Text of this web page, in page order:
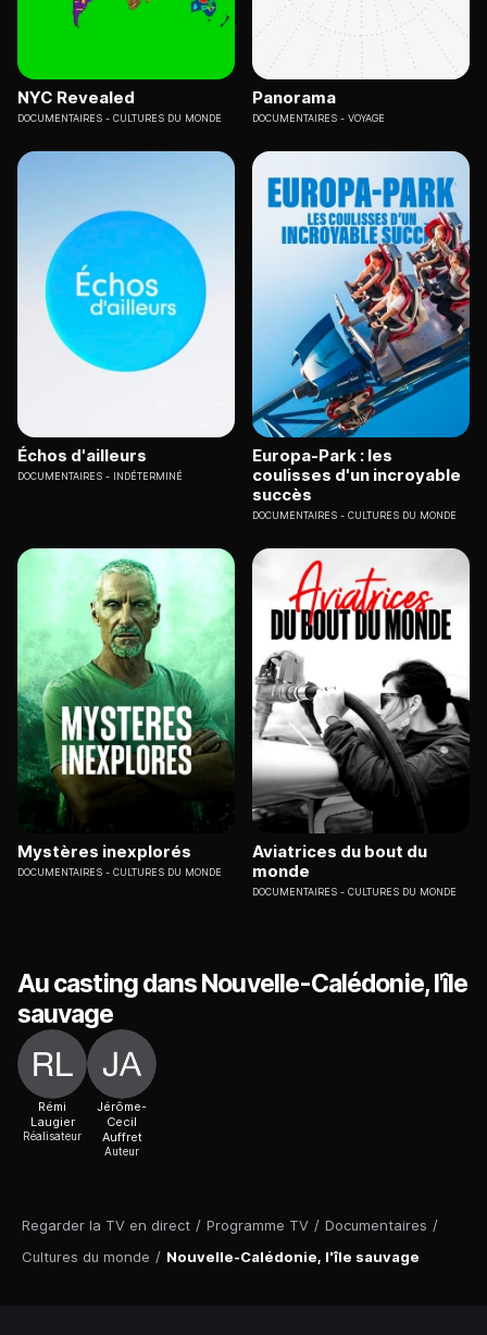
Regarder la TV en direct / Programme TV / Documentaires /
Cultures du monde / Nouvelle-Calédonie, l'île sauvage
NYC Revealed
DOCUMENTAIRES CULTURES DU MONDE
Panorama
DOCUMENTAIRES VOYAGE
Échos d'ailleurs
DOCUMENTAIRES INDÉTERMINÉ
Europa-Park : les
coulisses d'un incroyable
succès
DOCUMENTAIRES CULTURES DU MONDE
Mystères inexplorés
DOCUMENTAIRES CULTURES DU MONDE
Aviatrices du bout du
monde
DOCUMENTAIRES CULTURES DU MONDE
Au casting dans Nouvelle-Calédonie, l'île
sauvage
Rémi
Laugier
Réalisateur
Jérôme-
Cecil
Auffret
Auteur